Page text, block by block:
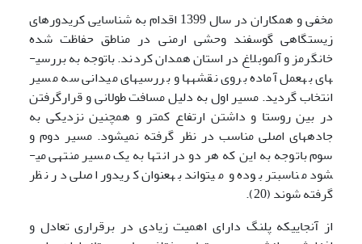
مخفی و همکاران در سال 1399 اقدام به شناسایی کریدورهای
زیستگاهی گوسفند وحشی ارمنی در مناطق حفاظت شده
خانگرمز و آلموبلاغ در استان همدان کردند. باتوجه به بررسی­
های به­عمل آماده بروی نقشه­ها و بررسی­های میدانی سه مسیر
انتخاب گردید. مسیر اول به دلیل مسافت طولانی و قرارگرفتن
در بین روستا و داشتن ارتفاع کمتر و همچنین نزدیکی به
جاده­های اصلی مناسب در نظر گرفته نمی­شود. مسیر دوم و
سوم باتوجه به این که هر دو در انتها به یک مسیر منتهی می­
شود مناسب­تر بوده و می­تواند به­عنوان کریدور اصلی در نظر
گرفته شوند (20).
از آنجایی­که پلنگ دارای اهمیت زیادی در برقراری تعادل و